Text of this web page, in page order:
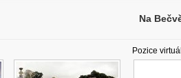
Na
Pozice